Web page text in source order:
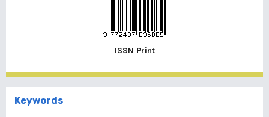
ISSN Print
Keywords